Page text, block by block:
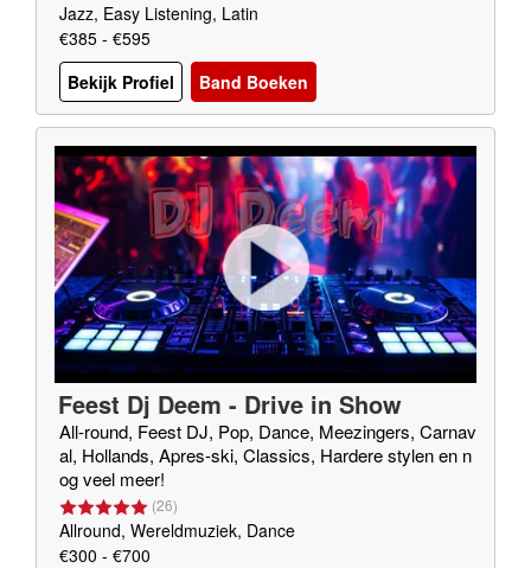
Jazz, Easy Listening, Latin
€385 - €595
Bekijk Profiel
Band Boeken
Feest Dj Deem - Drive in Show
All-round, Feest DJ, Pop, Dance, Meezingers, Carnav
al, Hollands, Apres-ski, Classics, Hardere stylen en n
og veel meer!
(26)
Allround, Wereldmuziek, Dance
€300 - €700